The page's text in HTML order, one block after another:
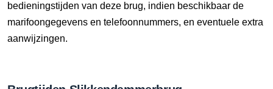
bedieningstijden van deze brug, indien beschikbaar de
marifoongegevens en telefoonnummers, en eventuele extra
aanwijzingen.